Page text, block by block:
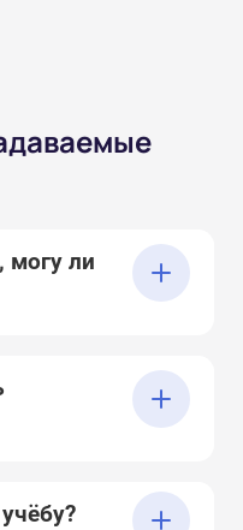
могу ли